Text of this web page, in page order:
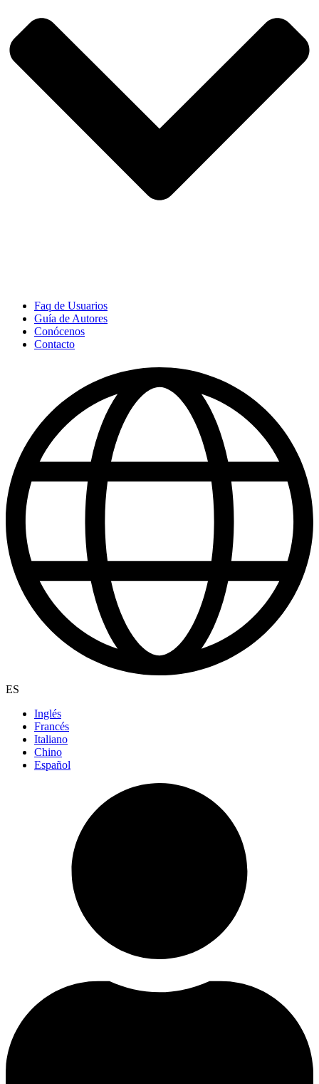
Faq de Usuarios
Guía de Autores
Conócenos
Contacto
ES
Inglés
Francés
Italiano
Chino
Español